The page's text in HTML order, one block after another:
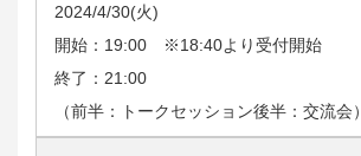
2024/4/30(火)
開始：19:00 ※18:40より受付開始
終了：21:00
（前半：トークセッション後半：交流会）